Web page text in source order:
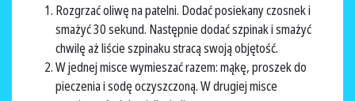
Rozgrzać oliwę na patelni. Dodać posiekany czosnek i
smażyć 30 sekund. Następnie dodać szpinak i smażyć
chwilę aż liście szpinaku stracą swoją objętość.
W jednej misce wymieszać razem: mąkę, proszek do
pieczenia i sodę oczyszczoną. W drugiej misce